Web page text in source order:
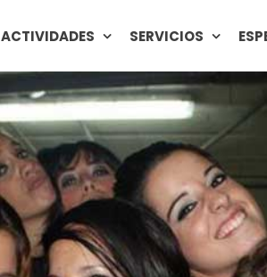
ACTIVIDADES SERVICIOS